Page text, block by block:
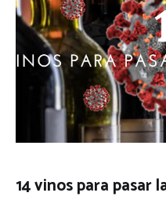
14 vinos para pasar